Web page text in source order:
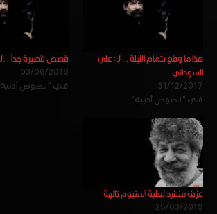
هذا ما وقع بتمام الليلة … لـ : علي
السوداني
31/12/2017
في "نصوص أدبية"
قصص قصيرة جداً
03/06/2018
في "نصوص
عزف منفرد لعلبة المنيوم تائهة
25/03/2019